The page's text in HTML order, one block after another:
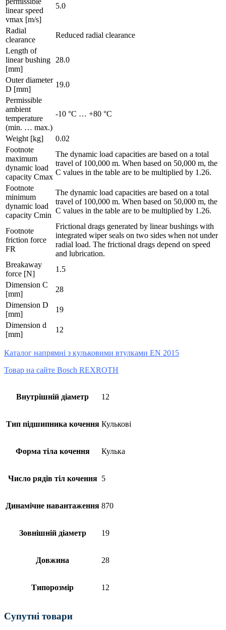
linear speed
vmax [m/s]
5.0
Radial
clearance
Reduced radial clearance
Length of
linear bushing
[mm]
28.0
Outer diameter
D [mm]
19.0
Permissible
ambient
temperature
(min. … max.)
-10 °C … +80 °C
Weight [kg]
0.02
Footnote
maximum
dynamic load
capacity Cmax
The dynamic load capacities are based on a total
travel of 100,000 m. When based on 50,000 m, the
C values in the table are to be multiplied by 1.26.
Footnote
minimum
dynamic load
capacity Cmin
The dynamic load capacities are based on a total
travel of 100,000 m. When based on 50,000 m, the
C values in the table are to be multiplied by 1.26.
Footnote
friction force
FR
Frictional drags generated by linear bushings with
integrated wiper seals on two sides when not under
radial load. The frictional drags depend on speed
and lubrication.
Breakaway
force [N]
1.5
Dimension C
[mm]
28
Dimension D
[mm]
19
Dimension d
[mm]
12
Каталог напрямні з кульковими втулками EN 2015
Товар на сайте Bosch REXROTH
Внутрішній діаметр 12
Тип підшипника кочення Кулькові
Форма тіла кочення Кулька
Число рядів тіл кочення 5
Динамічне навантаження 870
Зовнішній діаметр 19
Довжина 28
Типорозмір 12
Супутні товари